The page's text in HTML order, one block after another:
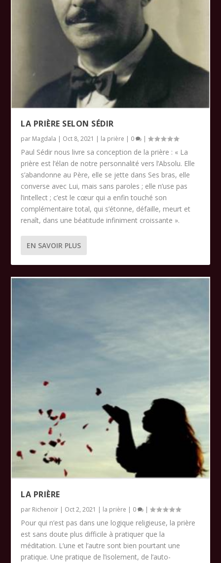
LA PRIÈRE SELON SÉDIR
par Magdala | Oct 8, 2021 | la prière | 0 |
Paul Sédir nous livre sa conception de la prière : « La
prière est l’élan de notre personnalité vers l’Absolu. Elle
s’abandonne au Père, elle se jette dans Ses bras, elle
converse avec Lui, mais sans paroles ; elle n’use pas
l’intellect ; c’est le cœur qui a enfin touché son
complémentaire total, qui s’étonne, défaille, meurt et
renaît, dans une béatitude infiniment croissante ».
EN SAVOIR PLUS
LA PRIÈRE
par Richenoir | Oct 2, 2021 | la prière | 0 |
Pour qui n’est pas dans une logique religieuse, la prière
est sans doute plus difficile à pratiquer que la
méditation. L’une et l’autre sont bien pourtant une
pratique. Une pratique de l’isolement, de l’auto-